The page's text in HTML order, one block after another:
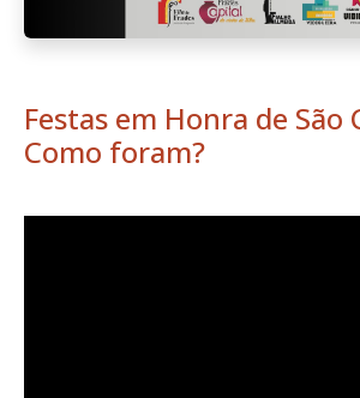
Festas em Honra de São
Como foram?